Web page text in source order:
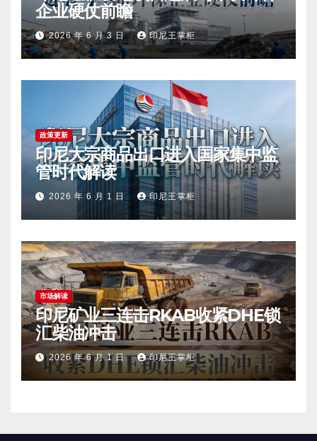
企业硬仗前瞻
2026 年 6 月 3 日 印尼王掌柜
政策更新
印尼大宗商品出口进入国家集中监
管时代解读
2026 年 6 月 1 日 印尼王掌柜
市场解读
印尼矿业三连击RKAB收紧DHE锁
汇柴油冲击
2026 年 6 月 1 日 印尼王掌柜